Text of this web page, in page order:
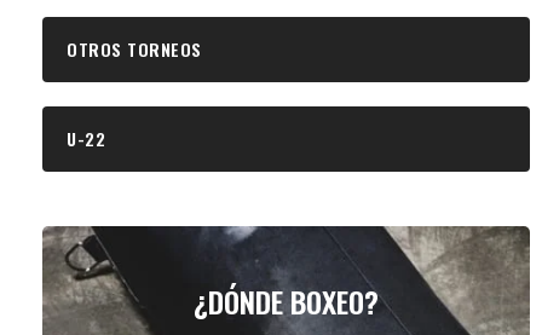
OTROS TORNEOS
U-22
¿DÓNDE BOXEO?